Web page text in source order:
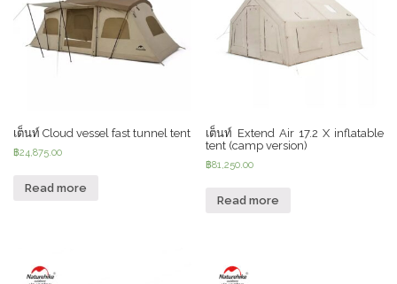
เต็นท์ Cloud vessel fast tunnel tent
฿24,875.00
Read more
เต็นท์ Extend Air 17.2 X inflatable
tent (camp version)
฿81,250.00
Read more